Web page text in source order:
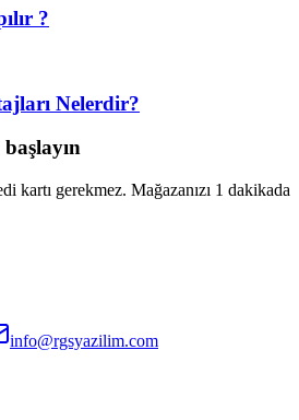
?
Nelerdir?
kartı gerekmez. Mağazanızı 1 dakikada
info@rgsyazilim.com